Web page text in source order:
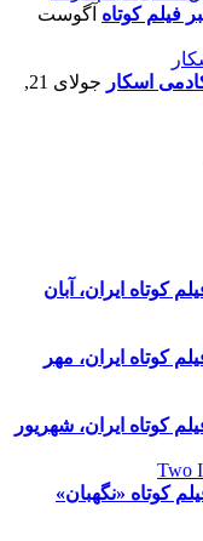
فیلم کوتاه آگوست
اسکار
جولای 21,
کوتاه ایران، آبان
کوتاه ایران، مهر
کوتاه ایران، شهریور
کوتاه «نگهبان»